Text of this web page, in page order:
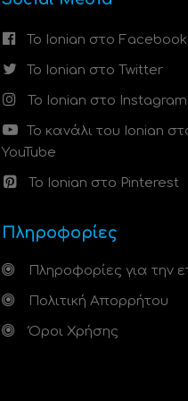
Το Ionian στο Facebook
Το Ionian στο Twitter
Το Ionian στο Instagram
Το κανάλι του Ionian
YouTube
Το Ionian στο Pinterest
Πληροφορίες
Πληροφορίες για την
Πολιτική Απορρήτου
Όροι Χρήσης